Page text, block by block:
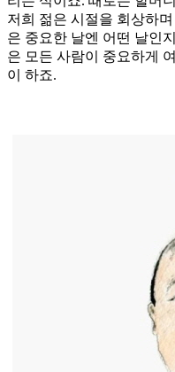
저희 젊은 시절을 회상하
은 중요한 날엔 어떤 날인
은 모든 사람이 중요하게
이 하죠.